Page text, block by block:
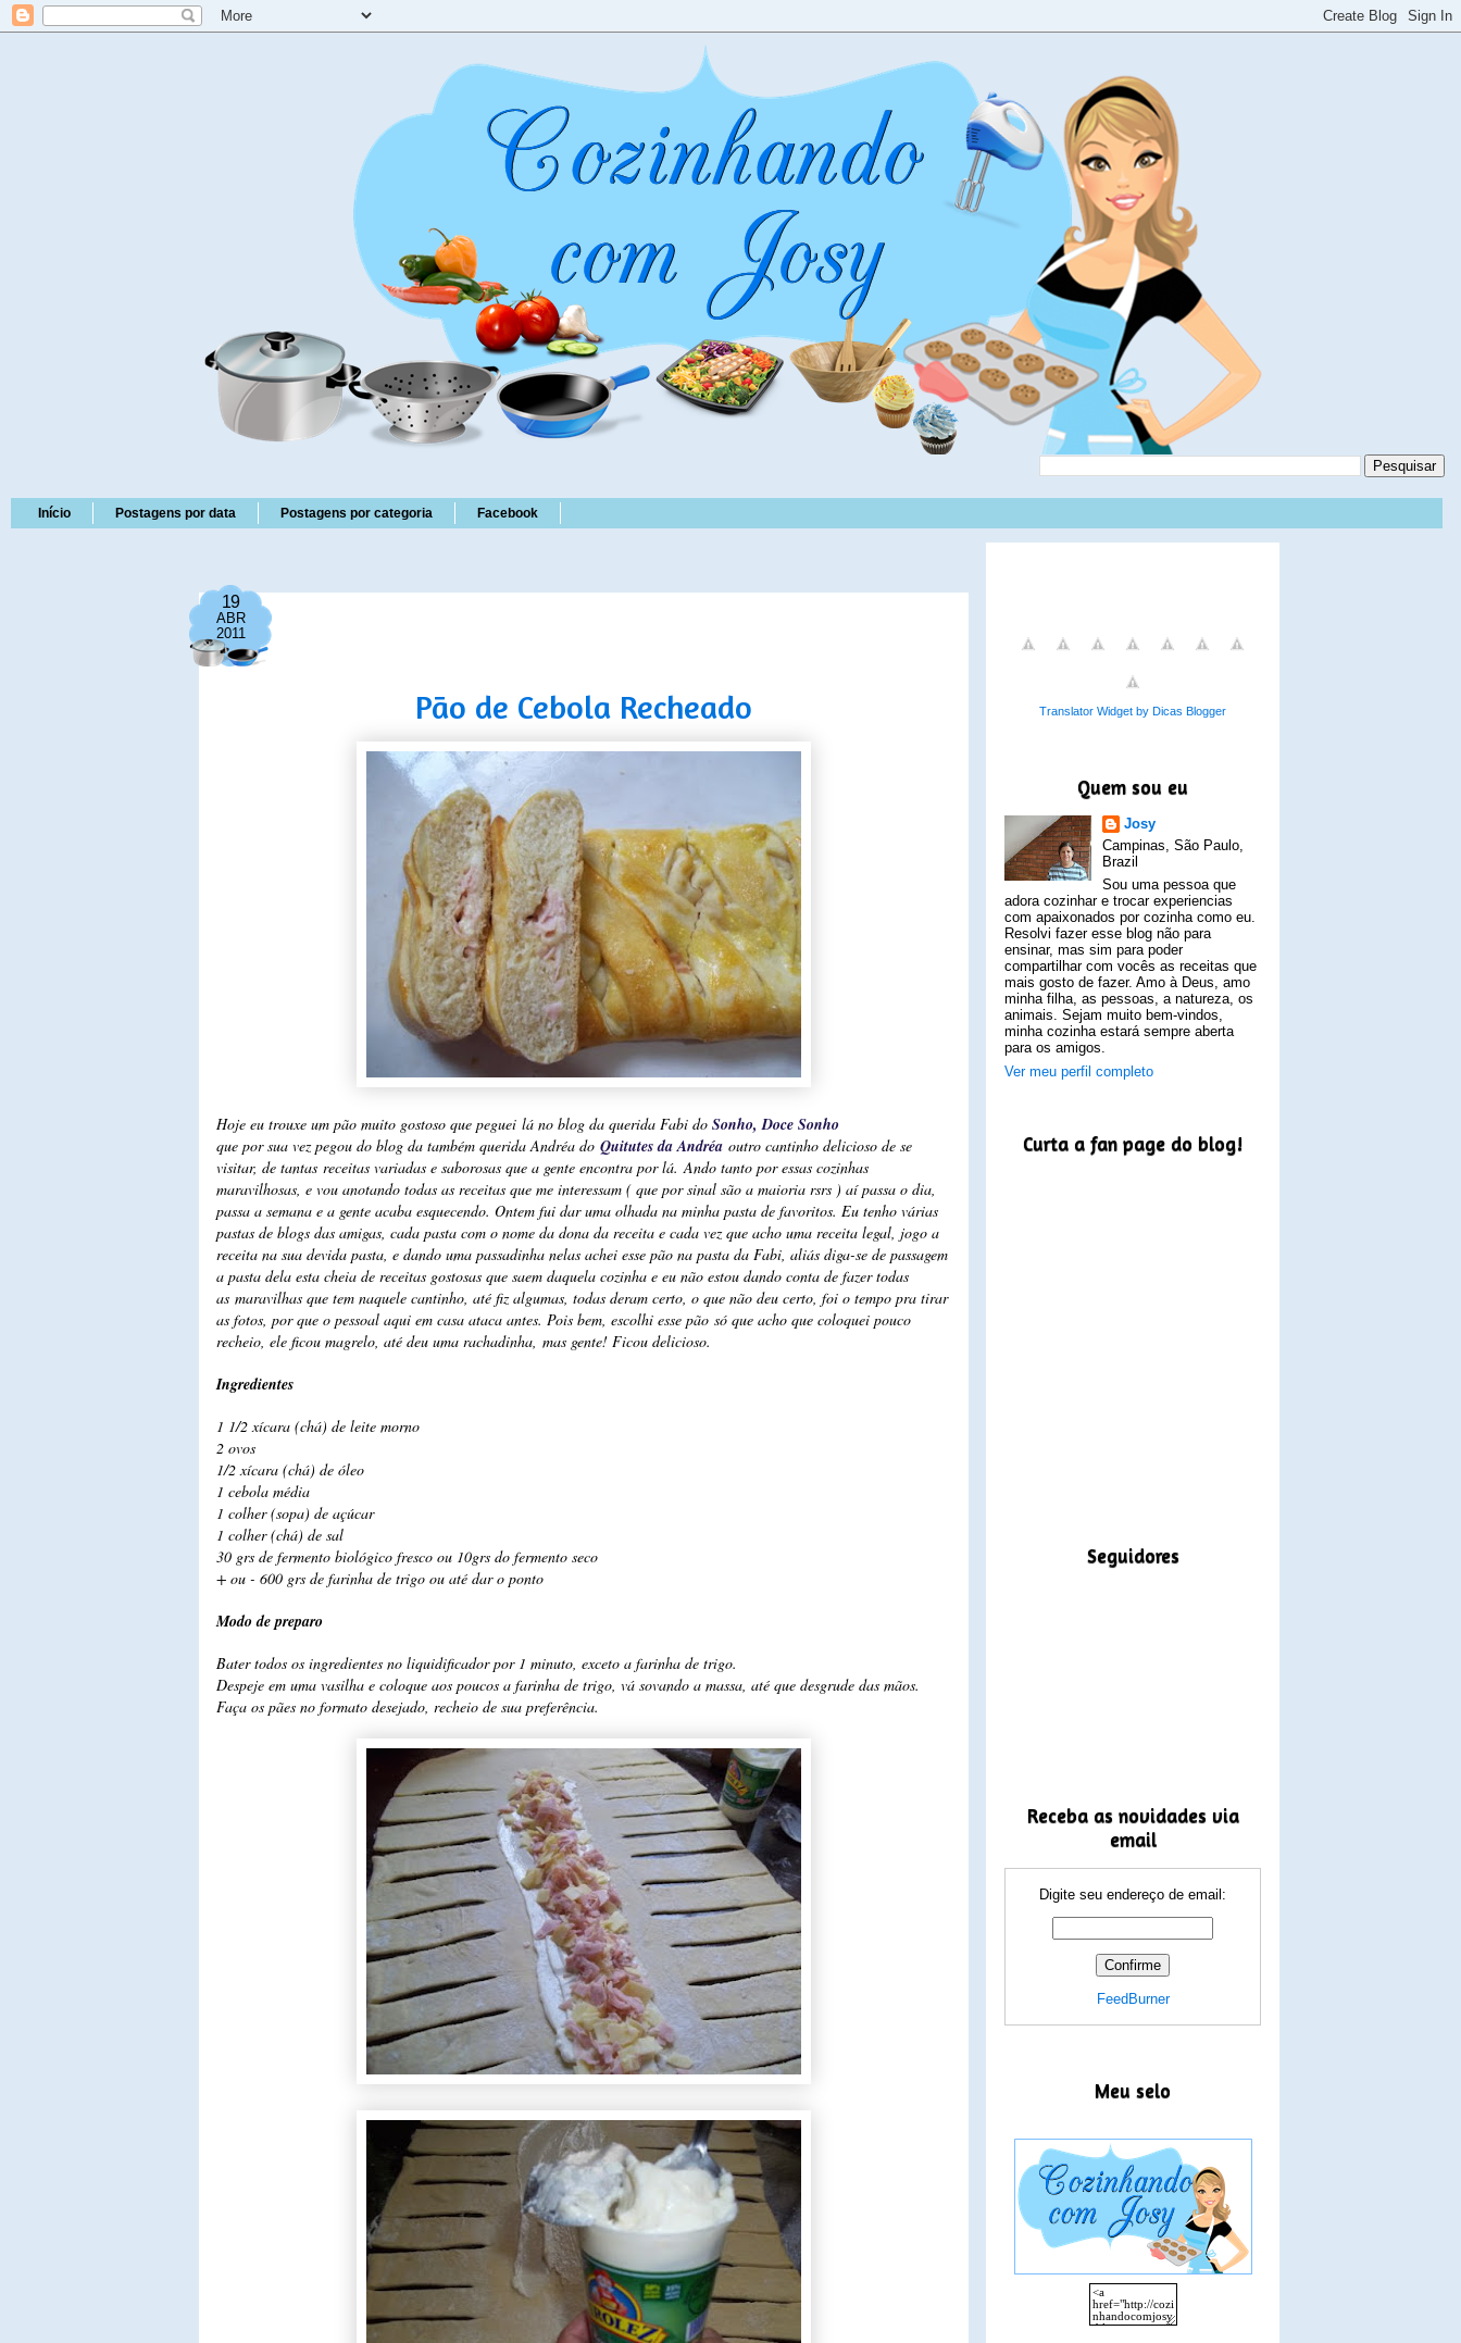
Início Postagens por data Postagens por categoria Facebook
19
ABR
2011
Pão de Cebola Recheado
Hoje eu trouxe um pão muito gostoso que peguei lá no blog da querida Fabi do Sonho, Doce Sonho
que por sua vez pegou do blog da também querida Andréa do Quitutes da Andréa outro cantinho delicioso de se
visitar, de tantas receitas variadas e saborosas que a gente encontra por lá.Ando tanto por essas cozinhas
maravilhosas, e vou anotando todas as receitas que me interessam ( que por sinal são a maioria rsrs ) aí passa o dia,
passa a semana e a gente acaba esquecendo. Ontem fui dar uma olhada na minha pasta de favoritos. Eu tenho várias
pastas de blogs das amigas, cada pasta com o nome da dona da receita e cada vez que acho uma receita legal, jogo a
receita na sua devida pasta, e dando uma passadinha nelas achei esse pão na pasta da Fabi, aliás diga-se de passagem
a pasta dela esta cheia de receitas gostosas que saem daquela cozinha e eu não estou dando conta de fazer todas
as maravilhas que tem naquele cantinho, até fiz algumas, todas deram certo, o que não deu certo, foi o tempo pra tirar
as fotos, por que o pessoal aqui em casa ataca antes. Pois bem, escolhi esse pão só que acho que coloquei pouco
recheio, ele ficou magrelo, até deu uma rachadinha, mas gente! Ficou delicioso.
Ingredientes
1 1/2 xícara (chá) de leite morno
2 ovos
1/2 xícara (chá) de óleo
1 cebola média
1 colher (sopa) de açúcar
1 colher (chá) de sal
30 grs de fermento biológico fresco ou 10grs do fermento seco
+ ou - 600 grs de farinha de trigo ou até dar o ponto
Modo de preparo
Bater todos os ingredientes no liquidificador por 1 minuto, exceto a farinha de trigo.
Despeje em uma vasilha e coloque aos poucos a farinha de trigo, vá sovando a massa, até que desgrude das mãos.
Faça os pães no formato desejado, recheio de sua preferência.
Translator Widget by Dicas Blogger
Quem sou eu
Josy
Campinas, São Paulo,
Brazil
Sou uma pessoa que
adora cozinhar e trocar experiencias
com apaixonados por cozinha como eu.
Resolvi fazer esse blog não para
ensinar, mas sim para poder
compartilhar com vocês as receitas que
mais gosto de fazer. Amo à Deus, amo
minha filha, as pessoas, a natureza, os
animais. Sejam muito bem-vindos,
minha cozinha estará sempre aberta
para os amigos.
Ver meu perfil completo
Curta a fan page do blog!
Seguidores
Receba as novidades via
email
Digite seu endereço de email:
FeedBurner
Meu selo